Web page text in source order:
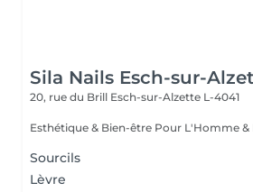
Sila Nails Esch-sur-
20, rue du Brill Esch-sur-Alzette L-4041
Esthétique & Bien-être Pour
Sourcils
Lèvre